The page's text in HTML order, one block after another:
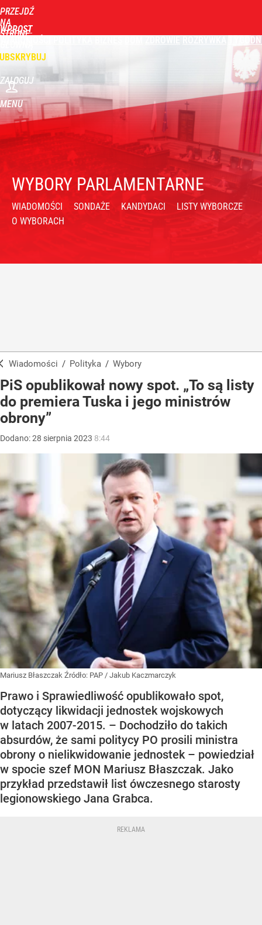
PRZEJDŹ
NA
STRONĘ
WPROST
ZALOGUJ
MENU
WYBORY PARLAMENTARNE
WIADOMOŚCI SONDAŻE KANDYDACI
LISTY WYBORCZE
O WYBORACH
Wiadomości / Polityka / Wybory
PiS opublikował nowy spot. „To są listy
do premiera Tuska i jego ministrów
obrony”
Dodano:28 sierpnia 2023 8:44
Mariusz Błaszczak Źródło: PAP / Jakub Kaczmarczyk
Prawo i Sprawiedliwość opublikowało spot,
dotyczący likwidacji jednostek wojskowych
w latach 2007-2015. – Dochodziło do takich
absurdów, że sami politycy PO prosili ministra
obrony o nielikwidowanie jednostek – powiedział
w spocie szef MON Mariusz Błaszczak. Jako
przykład przedstawił list ówczesnego starosty
legionowskiego Jana Grabca.